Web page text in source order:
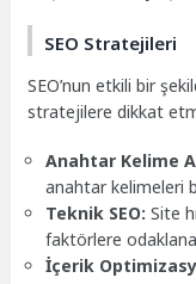
SEO Stratejileri
SEO’nun etkili bir
stratejilere dikkat
Anahtar Kelime
anahtar kelimeleri
Teknik SEO: Site
faktörlere
İçerik